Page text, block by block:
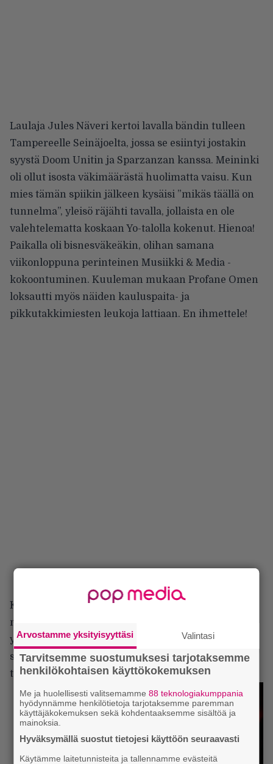
Laulaja Jules Näveri kertoi lavalla bändin tulleen
Tampereelle Seinäjoelta, jossa se esiintyi jostakin
syystä Doom Unitin ja Sparzanzan kanssa. Meininki
oli ollut isosta väkimäärästä huolimatta vaisu. Kun
mies tämän spiikin jälkeen kysäisi ”mikäs täällä on
tunnelma”, yleisö räjähti tavalla, jollaista en ole
valehtelematta koskaan Yo-talolla kokenut. Hienoa!
Paikalla oli bisnesväkeäkin, olihan samana
viikonloppuna perinteinen Musiikki & Media -
kokoontuminen. Kuuleman mukaan Profane Omen
loksautti myös näiden kauluspaita- ja
pikkutakkimiesten leukoja lattiaan. En ihmettele!
Kotimainen Ensiferum lähestyy folk-henkistä
metalliaan toisella tavalla kuin Metsatöll. Tämä
yhtye luottaa soturimeininkiin, miekkoihin ja
sotamaalauksiin. Tematiikka tehoaa, koska yhtye oli
tällä kertaa illan suosituin.
Arvostamme yksityisyyttäsi Valintasi
Tarvitsemme suostumuksesi tarjotaksemme
henkilökohtaisen käyttökokemuksen
Me ja huolellisesti valitsemamme88 teknologiakumppania
hyödynnämme henkilötietoja tarjotaksemme paremman
käyttäjäkokemuksen sekä kohdentaaksemme sisältöä ja
mainoksia.
Hyväksymällä suostut tietojesi käyttöön seuraavasti
Käytämme laitetunnisteita ja tallennamme evästeitä